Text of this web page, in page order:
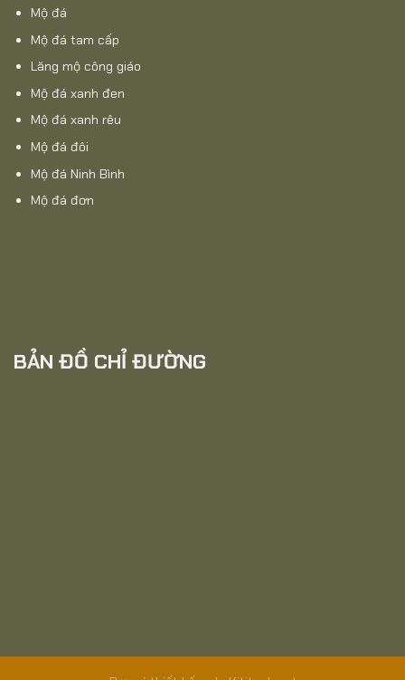
Mộ đá
Mộ đá tam cấp
Lăng mộ công giáo
Mộ đá xanh đen
Mộ đá xanh rêu
Mộ đá đôi
Mộ đá Ninh Bình
Mộ đá đơn
BẢN ĐỒ CHỈ ĐƯỜNG